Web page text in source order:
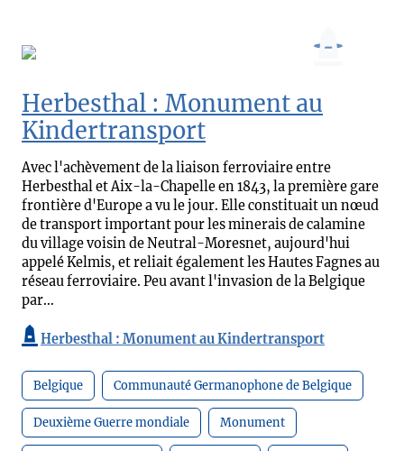
Herbesthal : Monument au
Kindertransport
Avec l'achèvement de la liaison ferroviaire entre
Herbesthal et Aix-la-Chapelle en 1843, la première gare
frontière d'Europe a vu le jour. Elle constituait un nœud
de transport important pour les minerais de calamine
du village voisin de Neutral-Moresnet, aujourd'hui
appelé Kelmis, et reliait également les Hautes Fagnes au
réseau ferroviaire. Peu avant l'invasion de la Belgique
par...
Herbesthal : Monument au Kindertransport
Belgique Communauté Germanophone de Belgique
Deuxième Guerre mondiale Monument